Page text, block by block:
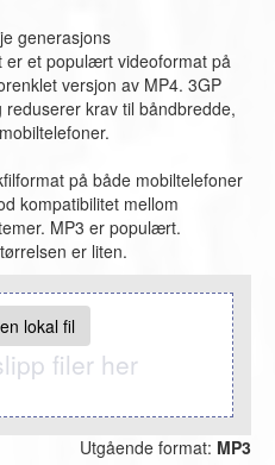
generasjons
er et populært videoformat på
versjon av MP4. 3GP
krav til båndbredde,
på både mobiltelefoner
kompatibilitet mellom
MP3 er populært.
er liten.
lokal fil
filer her
Utgående format: MP3